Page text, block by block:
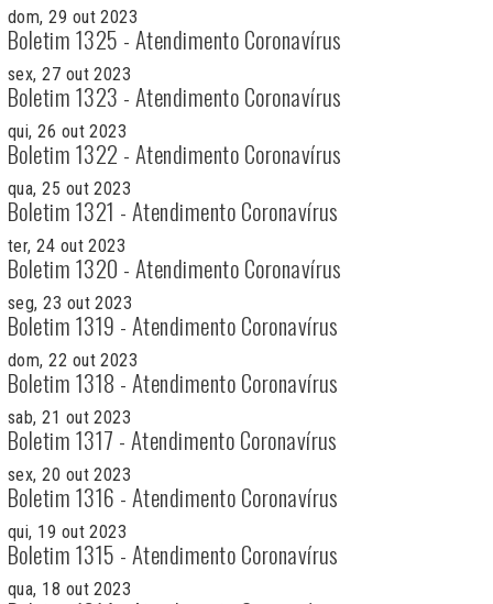
dom, 29 out 2023
Boletim 1325 - Atendimento Coronavírus
sex, 27 out 2023
Boletim 1323 - Atendimento Coronavírus
qui, 26 out 2023
Boletim 1322 - Atendimento Coronavírus
qua, 25 out 2023
Boletim 1321 - Atendimento Coronavírus
ter, 24 out 2023
Boletim 1320 - Atendimento Coronavírus
seg, 23 out 2023
Boletim 1319 - Atendimento Coronavírus
dom, 22 out 2023
Boletim 1318 - Atendimento Coronavírus
sab, 21 out 2023
Boletim 1317 - Atendimento Coronavírus
sex, 20 out 2023
Boletim 1316 - Atendimento Coronavírus
qui, 19 out 2023
Boletim 1315 - Atendimento Coronavírus
qua, 18 out 2023